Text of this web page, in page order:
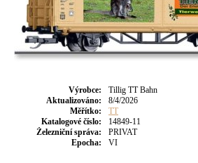
Výrobce:
Tillig TT Bahn
Aktualizováno:
8/4/2026
Měřítko:
TT
Katalogové číslo:
14849-11
Železniční správa:
PRIVAT
Epocha:
VI